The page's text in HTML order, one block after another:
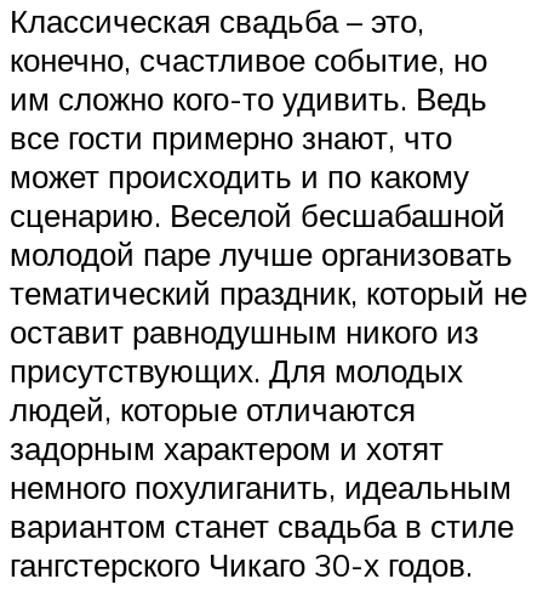
Классическая свадьба – это,
конечно, счастливое событие, но
им сложно кого-то удивить. Ведь
все гости примерно знают, что
может происходить и по какому
сценарию. Веселой бесшабашной
молодой паре лучше организовать
тематический праздник, который не
оставит равнодушным никого из
присутствующих. Для молодых
людей, которые отличаются
задорным характером и хотят
немного похулиганить, идеальным
вариантом станет свадьба в стиле
гангстерского Чикаго 30-х годов.